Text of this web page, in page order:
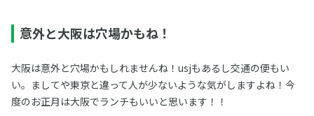
意外と大阪は穴場かもね！
大阪は意外と穴場かもしれませんね！usjもあるし交通の便もい
い。ましてや東京と違って人が少ないような気がしますよね！今
度のお正月は大阪でランチもいいと思います！！